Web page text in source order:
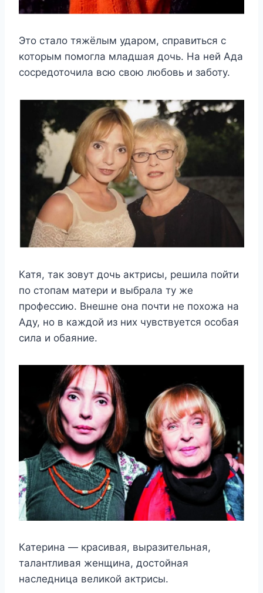
Это стало тяжёлым ударом, справиться с
которым помогла младшая дочь. На ней Ада
сосредоточила всю свою любовь и заботу.
Катя, так зовут дочь актрисы, решила пойти
по стопам матери и выбрала ту же
профессию. Внешне она почти не похожа на
Аду, но в каждой из них чувствуется особая
сила и обаяние.
Катерина — красивая, выразительная,
талантливая женщина, достойная
наследница великой актрисы.